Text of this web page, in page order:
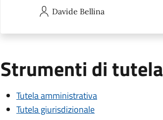
Davide Bellina
Strumenti di tutela
Tutela amministrativa
Tutela giurisdizionale